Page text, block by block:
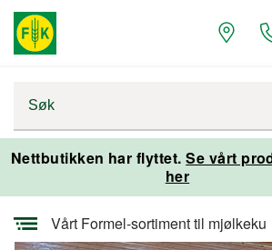
Nettbutikken har flyttet.Se vårt
her
Startsiden
Alle artikler
Alle artikler fra Samvirke
Vårt Formel-sortiment til mjølkeku